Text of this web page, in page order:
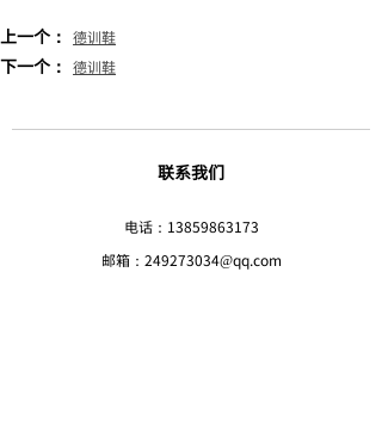
上一个： 德训鞋
下一个： 德训鞋
电话：13859863173
邮箱： 249273034@qq.com
联系我们